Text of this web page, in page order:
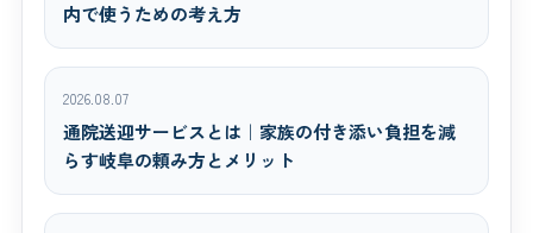
内で使うための考え方
2026.08.07
通院送迎サービスとは｜家族の付き添い負担を減
らす岐阜の頼み方とメリット